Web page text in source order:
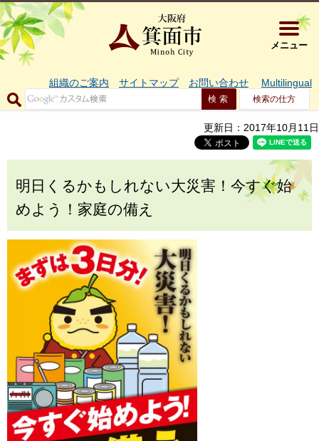
大阪府箕
メニュー
組織のご案内 サイトマップ お問い合わせ Multilingual
検索の仕方
更新日：2017年10月11日
明日くるかもしれない大災害！今すぐ始
めよう！家庭の備え